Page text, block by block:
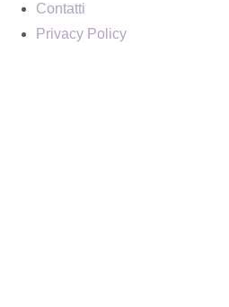
Contatti
Privacy Policy